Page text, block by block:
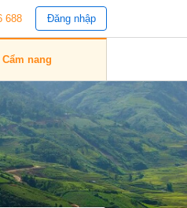
688 Đăng nhập
Cẩm nang